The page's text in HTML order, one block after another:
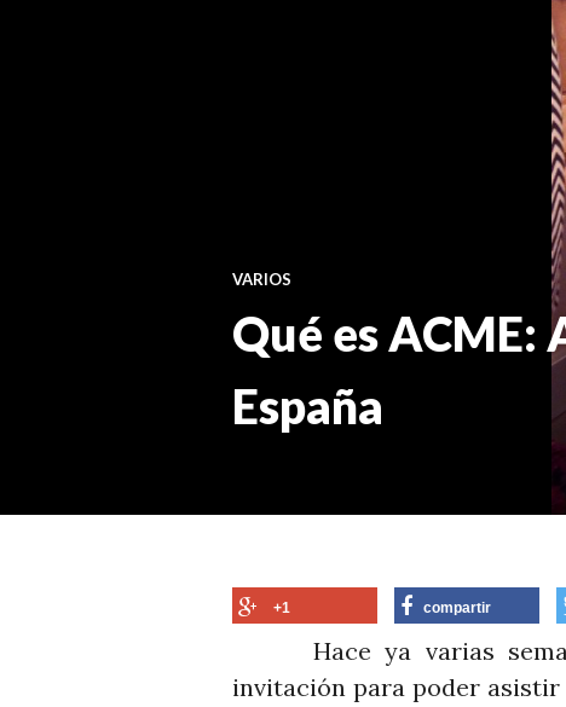
VARIOS
Qué es ACME:
España
+1 compartir
Hace ya varias
invitación para poder asistir